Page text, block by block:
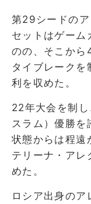
第29シードの
セットはゲーム
のの、そこから
タイブレーク
利を収めた。
22年大会を制
スラム）優勝
状態からは程遠
テリーナ・アレ
めた。
ロシア出身のア